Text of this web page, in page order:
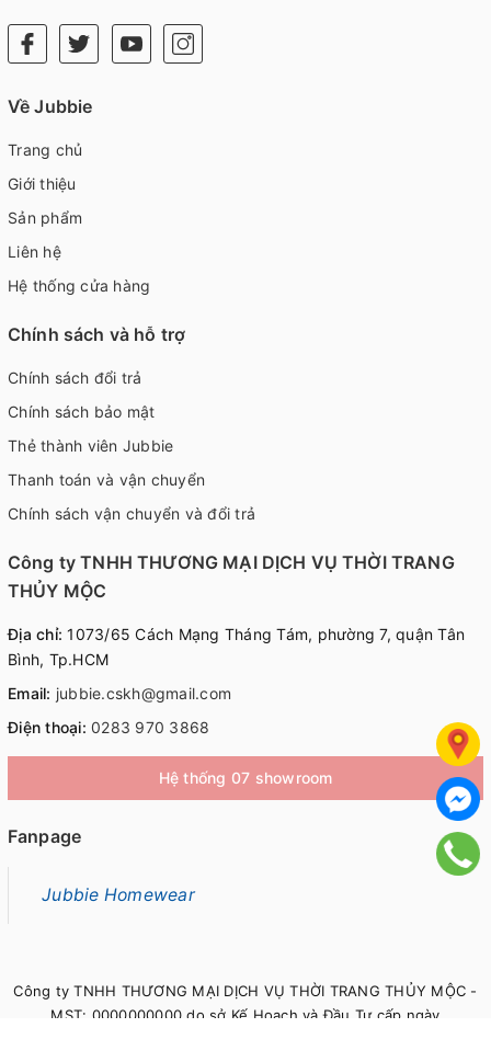
Về Jubbie
Trang chủ
Giới thiệu
Sản phẩm
Liên hệ
Hệ thống cửa hàng
Chính sách và hỗ trợ
Chính sách đổi trả
Chính sách bảo mật
Thẻ thành viên Jubbie
Thanh toán và vận chuyển
Chính sách vận chuyển và đổi trả
Công ty TNHH THƯƠNG MẠI DỊCH VỤ THỜI TRANG
THỦY MỘC
Địa chỉ: 1073/65 Cách Mạng Tháng Tám, phường 7, quận Tân
Bình, Tp.HCM
Email: jubbie.cskh@gmail.com
Điện thoại: 0283 970 3868
Hệ thống 07 showroom
Công ty TNHH THƯƠNG MẠI DỊCH VỤ THỜI TRANG THỦY MỘC -
MST: 0000000000 do sở Kế Hoạch và Đầu Tư cấp ngày
Fanpage
Jubbie Homewear